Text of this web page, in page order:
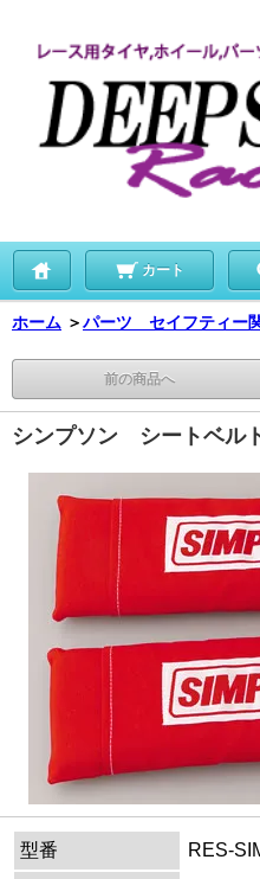
カート
ホーム ＞パーツ セイフティー
前の商品へ
シンプソン シートベル
型番
RES-